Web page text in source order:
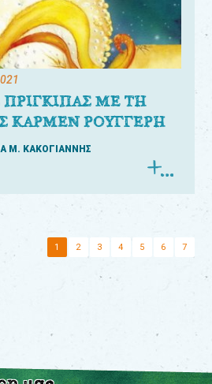
ΜΕ ΤΗ
ΚΑΡΜΕΝ ΡΟΥΓΓΕΡΗ
Μ. ΚΑΚΟΓΙΑΝΝΗΣ
1 2 3 4 5 6 7